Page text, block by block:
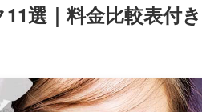
選｜料金比較表付き